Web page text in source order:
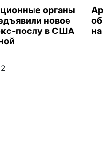
органы
новое
послу в США